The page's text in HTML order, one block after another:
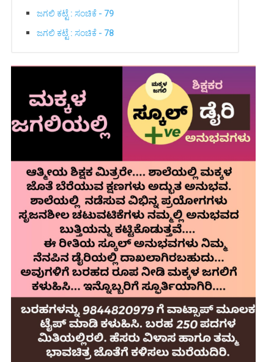
ಜಗಲಿ ಕಟ್ಟೆ : ಸಂಚಿಕೆ - 79
ಜಗಲಿ ಕಟ್ಟೆ : ಸಂಚಿಕೆ - 78